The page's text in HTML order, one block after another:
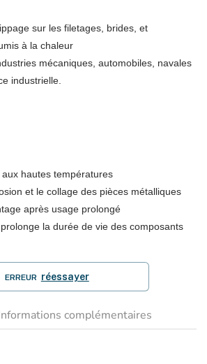
sur les filetages, brides, et
à la chaleur
mécaniques, automobiles, navales
industrielle.
hautes températures
et le collage des pièces métalliques
après usage prolongé
prolonge la durée de vie des composants
ERREUR réessayer
complémentaires